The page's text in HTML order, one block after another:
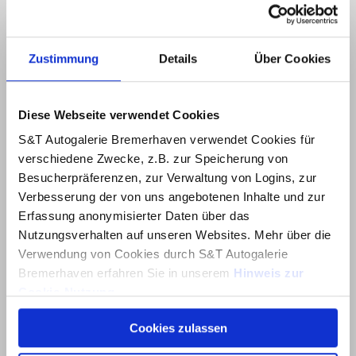
Zustimmung Details Über Cookies
Diese Webseite verwendet Cookies
S&T Autogalerie Bremerhaven verwendet Cookies für
verschiedene Zwecke, z.B. zur Speicherung von
Besucherpräferenzen, zur Verwaltung von Logins, zur
Verbesserung der von uns angebotenen Inhalte und zur
Erfassung anonymisierter Daten über das
Nutzungsverhalten auf unseren Websites. Mehr über die
Verwendung von Cookies durch S&T Autogalerie
Bremerhaven erfahren Sie in unserem Hinweis zur
Über dieses Banner können Sie auswählen, welche
Cookies von dieser Website Sie akzeptieren möchten.
Cookies zulassen